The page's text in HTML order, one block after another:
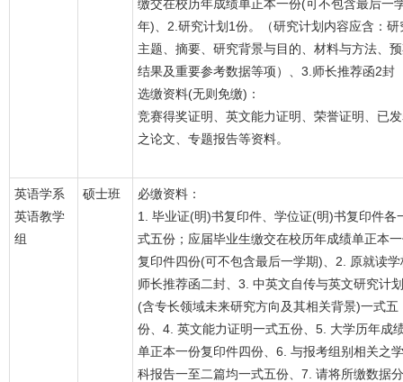
缴交在校历年成绩单正本一份(可不包含最后一
年)、2.研究计划1份。（研究计划内容应含：研
主题、摘要、研究背景与目的、材料与方法、
结果及重要参考数据等项）、3.师长推荐函2封
选缴资料(无则免缴)：
竞赛得奖证明、英文能力证明、荣誉证明、已
之论文、专题报告等资料。
英语学系
英语教学
组
硕士班
必缴资料：
1. 毕业证(明)书复印件、学位证(明)书复印件各
式五份；应届毕业生缴交在校历年成绩单正本
复印件四份(可不包含最后一学期)、2. 原就读学
师长推荐函二封、3. 中英文自传与英文研究计划
(含专长领域未来研究方向及其相关背景)一式五
份、4. 英文能力证明一式五份、5. 大学历年成
单正本一份复印件四份、6. 与报考组别相关之学
科报告一至二篇均一式五份、7. 请将所缴数据分